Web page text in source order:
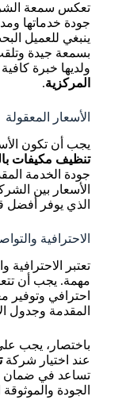
تعكس سمعة
جودة خدماتها
ينبغي للعميل
بسمعة جيدة
ولديها خبرة
المركزية.
الأسعار المعقولة
يجب أن تكون
تنظيف مكيفات
جودة الخدمة
الأسعار بين
الذي يوفر أفضل
الاحترافية
تعتبر الاحترافية
مهمة. يجب أن
احترافي
المقدمة وجدول
باختصار، يجب على
عند اختيار شركة
تساعد في ضمان
الجودة